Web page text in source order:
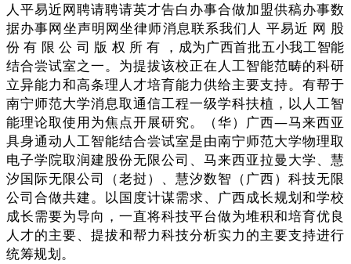
人平易近网聘请聘请英才告白办事合做加盟供稿办事数
据办事网坐声明网坐律师消息联系我们人 平易近 网 股
份 有 限 公 司 版 权 所 有 ，成为广西首批五小我工智能
结合尝试室之一。为提拔该校正在人工智能范畴的科研
立异能力和高条理人才培育能力供给主要支持。有帮于
南宁师范大学消息取通信工程一级学科扶植，以人工智
能理论取使用为焦点开展研究。（华）广西—马来西亚
具身通动人工智能结合尝试室是由南宁师范大学物理取
电子学院取润建股份无限公司、马来西亚拉曼大学、慧
汐国际无限公司（老挝）、慧汐数智（广西）科技无限
公司合做共建。以国度计谋需求、广西成长规划和学校
成长需要为导向，一直将科技平台做为堆积和培育优良
人才的主要、提拔和帮力科技分析实力的主要支持进行
统筹规划。